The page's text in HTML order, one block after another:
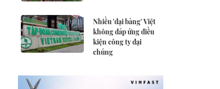
Nhiều 'đại bàng' Việt
không đáp ứng điều
kiện công ty đại
chúng